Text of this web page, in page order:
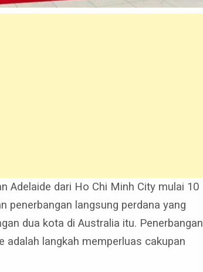
Adelaide dari Ho Chi Minh City mulai 10
penerbangan langsung perdana yang
dua kota di Australia itu. Penerbangan
adalah langkah memperluas cakupan